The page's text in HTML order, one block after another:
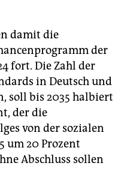
und Harald
damit die
der
fort. Die Zahl der
in Deutsch und
soll bis 2035 halbiert
der die
von der sozialen
um 20 Prozent
Abschluss sollen